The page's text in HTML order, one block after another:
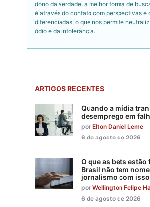
dono da verdade, a melhor forma de
é através do contato com perspectivas e
diferenciadas, o que nos permite
ódio e da intolerância.
ARTIGOS RECENTES
Quando a mídia
desemprego em
por Elton Daniel Leme
6 de agosto de 2026
O que as bets estão
Brasil não tem
jornalismo com
por Wellington Felipe
6 de agosto de 2026